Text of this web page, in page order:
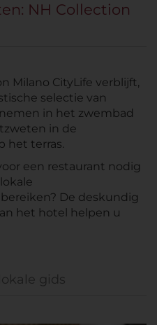
NH Collection
Milano CityLife verblijft,
selectie van
in het zwembad
in de
het terras.
een restaurant nodig
De deskundig
het hotel helpen u
gids